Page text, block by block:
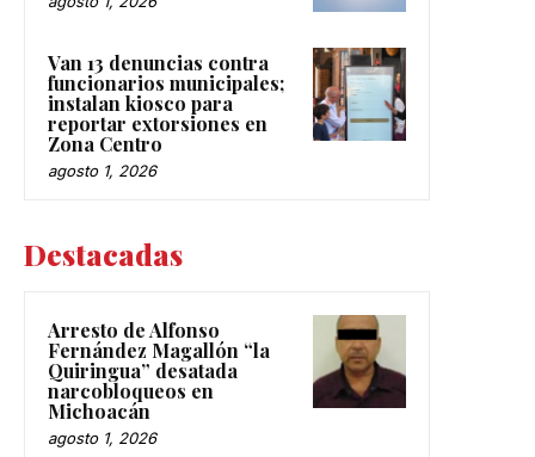
Van 13 denuncias contra
funcionarios municipales;
instalan kiosco para
reportar extorsiones en
Zona Centro
agosto 1, 2026
Destacadas
Arresto de Alfonso
Fernández Magallón “la
Quiringua” desatada
narcobloqueos en
Michoacán
agosto 1, 2026